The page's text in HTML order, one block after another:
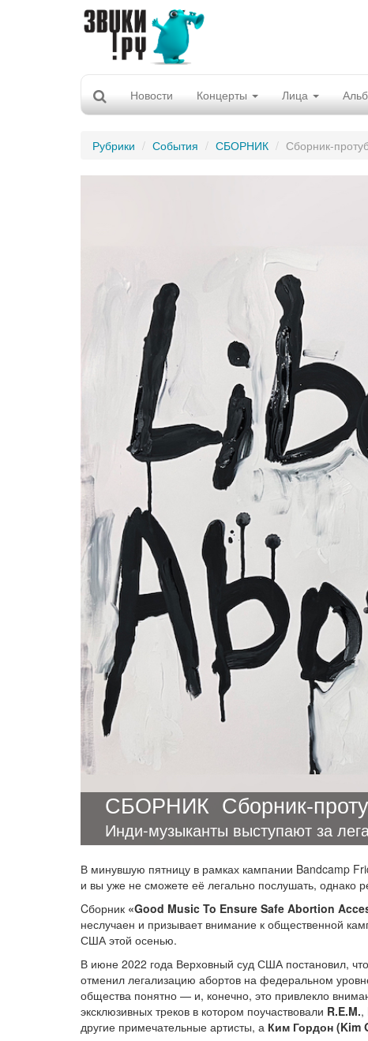
Новости Концерты Лица
Рубрики События СБОРНИК Сборник-
СБОРНИК Сборник-
Инди-музыканты выступают за
В минувшую пятницу в рамках кампании Bandcamp
и вы уже не сможете её легально послушать, однако
Cборник «Good Music To Ensure Safe Abortion
неслучаен и призывает внимание к общественной
США этой осенью.
В июне 2022 года Верховный суд США постановил,
отменил легализацию абортов на федеральном
общества понятно — и, конечно, это привлекло
эксклюзивных треков в котором поучаствовали R.E.M.,
другие примечательные артисты, а Ким Гордон (Kim